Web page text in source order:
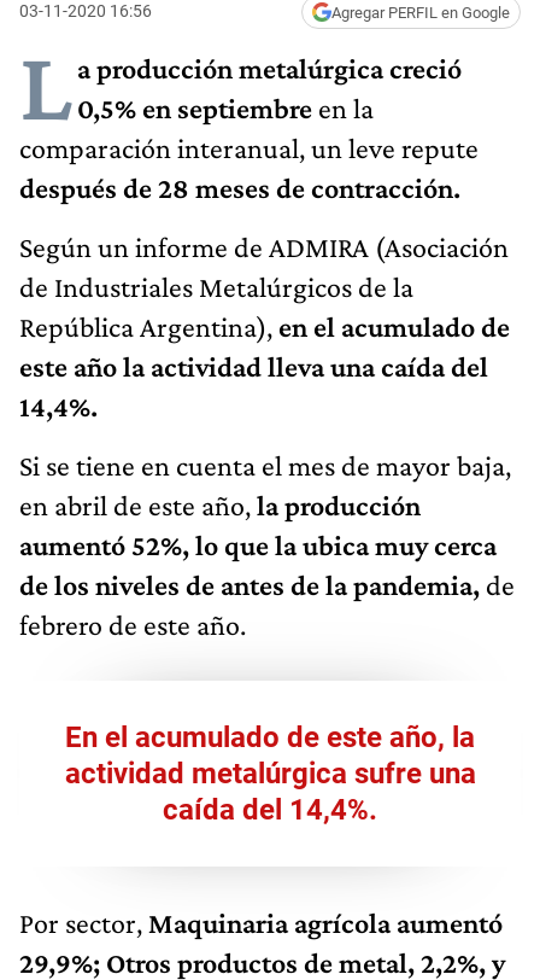
03-11-2020 16:56 Agregar PERFIL en Google
La producción metalúrgica creció
0,5% en septiembre en la
comparación interanual, un leve repute
después de 28 meses de contracción.
Según un informe de ADMIRA (Asociación
de Industriales Metalúrgicos de la
República Argentina), en el acumulado de
este año la actividad lleva una caída del
14,4%.
Si se tiene en cuenta el mes de mayor baja,
en abril de este año,la producción
aumentó 52%, lo que la ubica muy cerca
de los niveles de antes de la pandemia, de
febrero de este año.
En el acumulado de este año, la
actividad metalúrgica sufre una
caída del 14,4%.
Por sector, Maquinaria agrícola aumentó
29,9%; Otros productos de metal, 2,2%, y